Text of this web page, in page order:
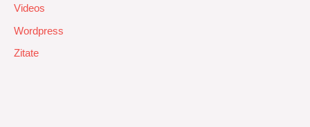
Videos
Wordpress
Zitate